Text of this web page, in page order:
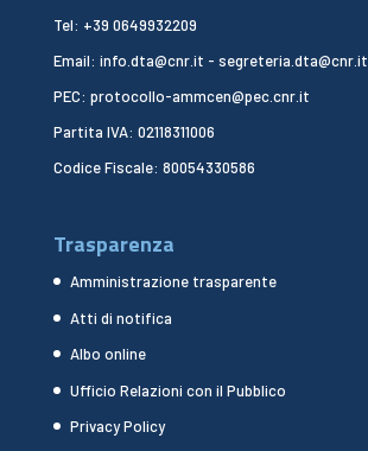
Tel: +39 0649932209
Email: info.dta@cnr.it - segreteria.dta@cnr.it
PEC: protocollo-ammcen@pec.cnr.it
Partita IVA: 02118311006
Codice Fiscale: 80054330586
Trasparenza
Amministrazione trasparente
Atti di notifica
Albo online
Ufficio Relazioni con il Pubblico
Privacy Policy